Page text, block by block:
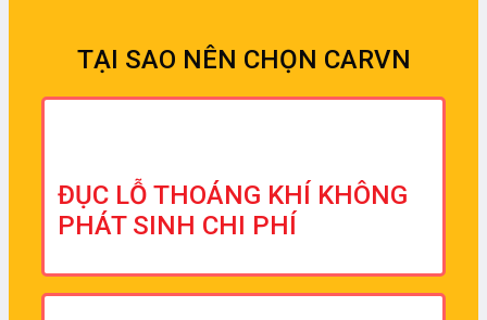
TẠI SAO NÊN CHỌN CARVN
ĐỤC LỖ THOÁNG KHÍ KHÔNG
PHÁT SINH CHI PHÍ